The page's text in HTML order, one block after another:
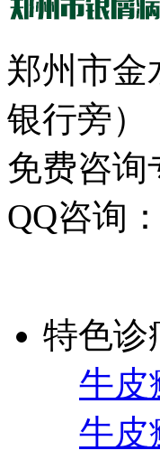
郑州市金
银行旁）
免费咨询
QQ咨询
特色诊
牛皮
牛皮